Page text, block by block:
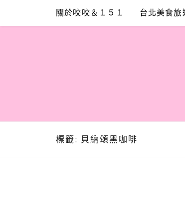
content
關於咬咬＆１５１ 台北美食旅
標籤: 貝納頌黑咖啡